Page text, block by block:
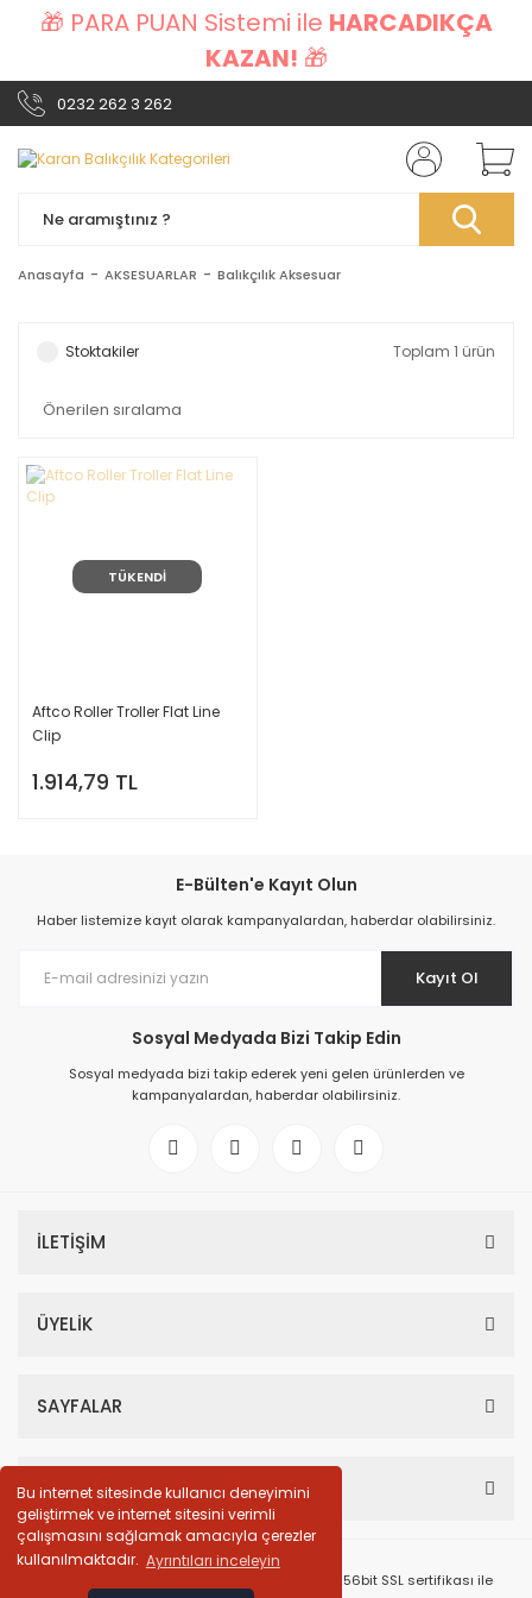
Bu internet sitesinde kullanıcı deneyimini
geliştirmek ve internet sitesini verimli
çalışmasını sağlamak amacıyla çerezler
kullanılmaktadır. Ayrıntıları inceleyin
🎁 PARA PUAN Sistemi ile HARCADIKÇA
KAZAN! 🎁
0232 262 3 262
Anasayfa AKSESUARLAR Balıkçılık Aksesuar
Stoktakiler Toplam 1 ürün
TÜKENDİ
Aftco Roller Troller Flat Line
Clip
1.914,79 TL
E-Bülten'e Kayıt Olun
Haber listemize kayıt olarak kampanyalardan, haberdar olabilirsiniz.
Kayıt Ol
Sosyal Medyada Bizi Takip Edin
Sosyal medyada bizi takip ederek yeni gelen ürünlerden ve
kampanyalardan, haberdar olabilirsiniz.
İLETİŞİM
ÜYELİK
SAYFALAR
HESABIM
© Tüm Hakları Saklıdır. Kredi kartı bilgileriniz 256bit SSL sertifikası ile